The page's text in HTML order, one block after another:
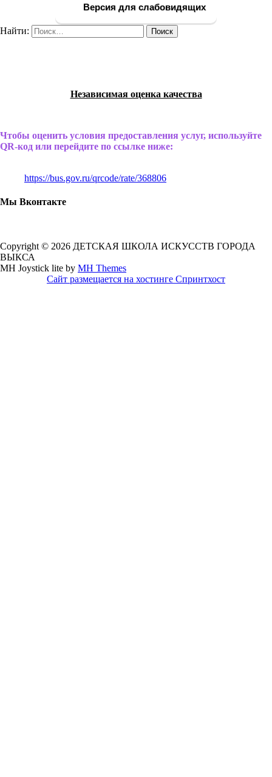
Версия для слабовидящих
Найти:
Независимая оценка качества
Чтобы оценить условия предоставления услуг, используйте
QR-код или перейдите по ссылке ниже:
https://bus.gov.ru/qrcode/rate/368806
Мы Вконтакте
Copyright © 2026 ДЕТСКАЯ ШКОЛА ИСКУССТВ ГОРОДА
ВЫКСА
MH Joystick lite by MH Themes
Сайт размещается на хостинге Спринтхост